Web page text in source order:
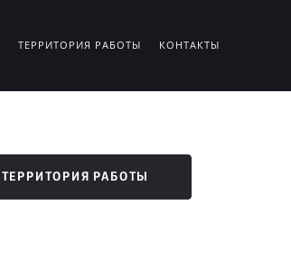
ТЕРРИТОРИЯ РАБОТЫ КОНТАКТЫ
ТЕРРИТОРИЯ РАБОТЫ